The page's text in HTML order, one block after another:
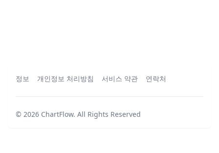
정보 개인정보 처리방침 서비스 약관 연락처
© 2026 ChartFlow. All Rights Reserved